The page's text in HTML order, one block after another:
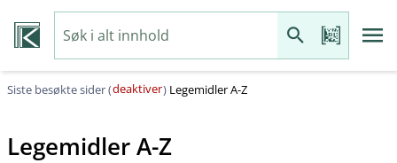
Siste besøkte sider (deaktiver) Legemidler A-Z
Legemidler A-Z